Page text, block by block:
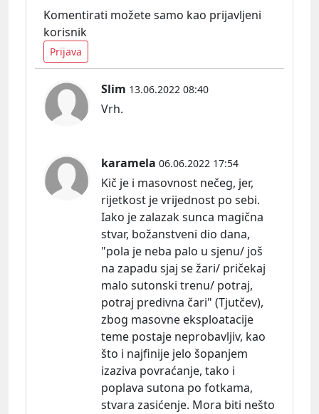
Komentirati možete samo kao prijavljeni
korisnik
Prijava
Slim 13.06.2022 08:40
Vrh.
karamela 06.06.2022 17:54
Kič je i masovnost nečeg, jer,
rijetkost je vrijednost po sebi.
Iako je zalazak sunca magična
stvar, božanstveni dio dana,
"pola je neba palo u sjenu/ još
na zapadu sjaj se žari/ pričekaj
malo sutonski trenu/ potraj,
potraj predivna čari" (Tjutčev),
zbog masovne eksploatacije
teme postaje neprobavljiv, kao
što i najfinije jelo šopanjem
izaziva povraćanje, tako i
poplava sutona po fotkama,
stvara zasićenje. Mora biti nešto